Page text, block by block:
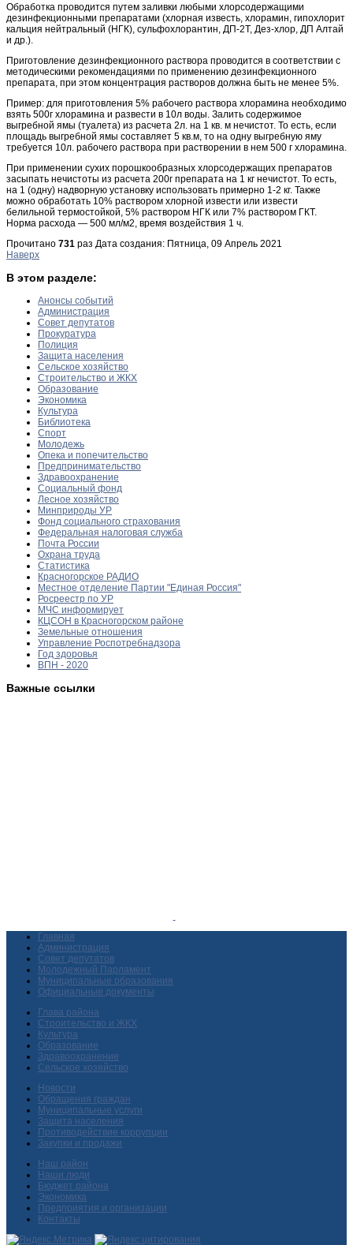
Обработка проводится путем заливки любыми хлорсодержащими
дезинфекционными препаратами (хлорная известь, хлорамин, гипохлорит
кальция нейтральный (НГК), сульфохлорантин, ДП-2Т, Дез-хлор, ДП Алтай
и др.).
Приготовление дезинфекционного раствора проводится в соответствии с
методическими рекомендациями по применению дезинфекционного
препарата, при этом концентрация растворов должна быть не менее 5%.
Пример: для приготовления 5% рабочего раствора хлорамина необходимо
взять 500г хлорамина и развести в 10л воды. Залить содержимое
выгребной ямы (туалета) из расчета 2л. на 1 кв. м нечистот. То есть, если
площадь выгребной ямы составляет 5 кв.м, то на одну выгребную яму
требуется 10л. рабочего раствора при растворении в нем 500 г хлорамина.
При применении сухих порошкообразных хлорсодержащих препаратов
засыпать нечистоты из расчета 200г препарата на 1 кг нечистот. То есть,
на 1 (одну) надворную установку использовать примерно 1-2 кг. Также
можно обработать 10% раствором хлорной извести или извести
белильной термостойкой, 5% раствором НГК или 7% раствором ГКТ.
Норма расхода — 500 мл/м2, время воздействия 1 ч.
Прочитано 731 раз Дата создания: Пятница, 09 Апрель 2021
Наверх
В этом разделе:
Анонсы событий
Администрация
Совет депутатов
Прокуратура
Полиция
Защита населения
Сельское хозяйство
Строительство и ЖКХ
Образование
Экономика
Культура
Библиотека
Спорт
Молодежь
Опека и попечительство
Предпринимательство
Здравоохранение
Социальный фонд
Лесное хозяйство
Минприроды УР
Фонд социального страхования
Федеральная налоговая служба
Почта России
Охрана труда
Статистика
Красногорское РАДИО
Местное отделение Партии "Единая Россия"
Росреестр по УР
МЧС информирует
КЦСОН в Красногорском районе
Земельные отношения
Управление Роспотребнадзора
Год здоровья
ВПН - 2020
Важные ссылки
Главная
Администрация
Совет депутатов
Молодежный Парламент
Муниципальные образования
Официальные документы
Глава района
Строительство и ЖКХ
Культура
Образование
Здравоохранение
Сельское хозяйство
Новости
Обращения граждан
Муниципальные услуги
Защита населения
Противодействие коррупции
Закупки и продажи
Наш район
Наши люди
Бюджет района
Экономика
Предприятия и организации
Контакты